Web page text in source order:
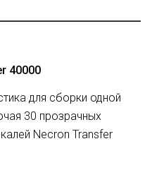
40000
для сборки одной
30 прозрачных
Necron Transfer